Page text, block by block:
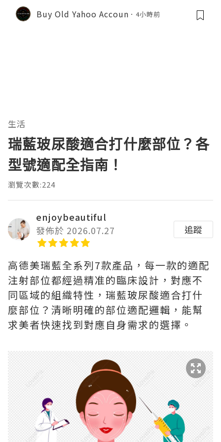
Buy Old Yahoo Accoun 4小時前
生活
瑞藍玻尿酸適合打什麼部位？各
型號適配全指南！
瀏覽次數:224
enjoybeautiful
發佈於 2026.07.27
追蹤
高德美瑞藍全系列7款產品，每一款的適配
注射部位都經過精准的臨床設計，對應不
同區域的組織特性，瑞藍玻尿酸適合打什
麼部位？清晰明確的部位適配邏輯，能幫
求美者快速找到對應自身需求的選擇。